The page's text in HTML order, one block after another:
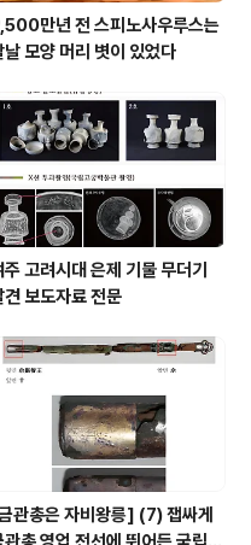
만년 전 스피노사우루스는
날 모양 머리 볏이 있었다
주 고려시대 은제 기물 무더기
견 보도자료 전문
관총은 자비왕릉] (7) 잽싸게